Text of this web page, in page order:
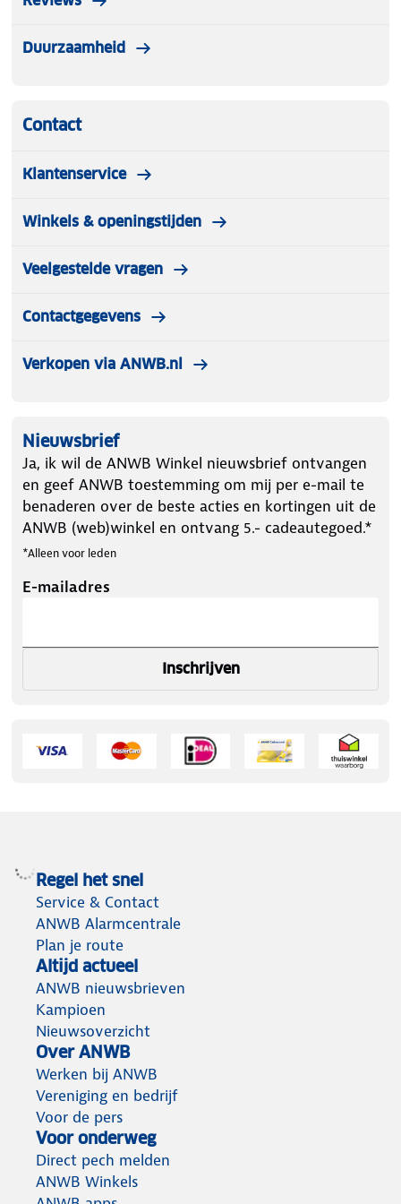
Duurzaamheid
Contact
Klantenservice
Winkels & openingstijden
Veelgestelde vragen
Contactgegevens
Verkopen via ANWB.nl
Nieuwsbrief
Ja, ik wil de ANWB Winkel nieuwsbrief ontvangen
en geef ANWB toestemming om mij per e-mail te
benaderen over de beste acties en kortingen uit de
ANWB (web)winkel en ontvang 5.- cadeautegoed.*
*Alleen voor leden
E-mailadres
Inschrijven
Regel het snel
Service & Contact
ANWB Alarmcentrale
Plan je route
Altijd actueel
ANWB nieuwsbrieven
Kampioen
Nieuwsoverzicht
Over ANWB
Werken bij ANWB
Vereniging en bedrijf
Voor de pers
Voor onderweg
Direct pech melden
ANWB Winkels